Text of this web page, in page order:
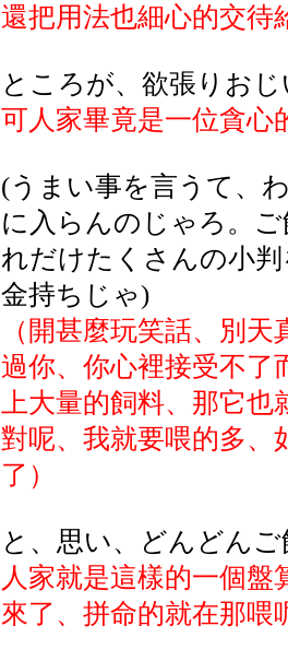
還把用法也細心的交待
ところが、欲張りお
可人家畢竟是一位貪心
(うまい事を言うて、
に入らんのじゃろ。
れだけたくさんの小
金持ちじゃ)
（開甚麼玩笑話、別
過你、你心裡接受不了
上大量的飼料、那它
對呢、我就要喂的多、
了）
と、思い、どんどん
人家就是這樣的一個
來了、拼命的就在那喂